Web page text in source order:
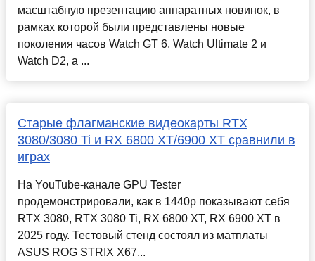
масштабную презентацию аппаратных новинок, в
рамках которой были представлены новые
поколения часов Watch GT 6, Watch Ultimate 2 и
Watch D2, а ...
Старые флагманские видеокарты RTX
3080/3080 Ti и RX 6800 XT/6900 XT сравнили в
играх
На YouTube-канале GPU Tester
продемонстрировали, как в 1440р показывают себя
RTX 3080, RTX 3080 Ti, RX 6800 XT, RX 6900 XT в
2025 году. Тестовый стенд состоял из матплаты
ASUS ROG STRIX X67...